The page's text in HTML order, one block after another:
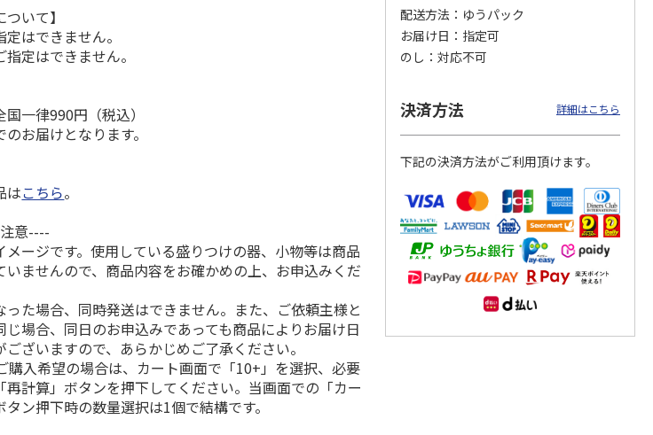
円
込) (送料・税込)
17,000円
(送料・税込)
ついて】
はできません。
定はできません。
一律990円（税込）
お届けとなります。
はこちら。
意----
ージです。使用している盛りつけの器、小物等は商品
いませんので、商品内容をお確かめの上、お申込みくだ
た場合、同時発送はできません。また、ご依頼主様と
じ場合、同日のお申込みであっても商品によりお届け日
ざいますので、あらかじめご了承ください。
入希望の場合は、カート画面で「10+」を選択、必要
再計算」ボタンを押下してください。当画面での「カー
タン押下時の数量選択は1個で結構です。
配送方法
ゆうパック
お届け日
指定可
のし
対応不可
決済方法 詳細はこちら
下記の決済方法がご利用頂けます。